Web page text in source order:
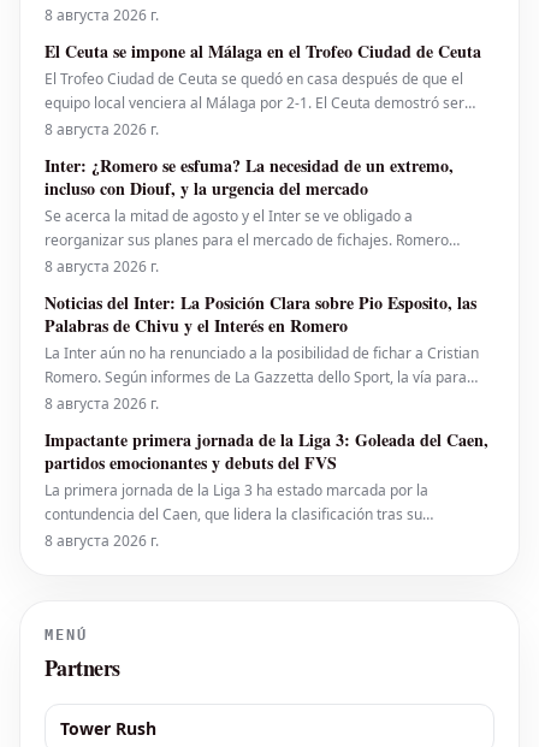
declaración oficial emitida a través de X, la FMF subrayó la
mejor protección reside en el r
8 августа 2026 г.
El Ceuta se impone al Málaga en el Trofeo Ciudad de Ceuta
El Trofeo Ciudad de Ceuta se quedó en casa después de que el
equipo local venciera al Málaga por 2-1. El Ceuta demostró ser
superior durante gran parte del encuentro, teniendo incluso
descanso. Haitam marcó el gol para el Málaga con
8 августа 2026 г.
Inter: ¿Romero se esfuma? La necesidad de un extremo,
incluso con Diouf, y la urgencia del mercado
Se acerca la mitad de agosto y el Inter se ve obligado a
reorganizar sus planes para el mercado de fichajes. Romero
parece cada vez más lejos y, con la posible permanencia de Pavard
defensa estará cubierta en términos numéricos. Sin emba
8 августа 2026 г.
Noticias del Inter: La Posición Clara sobre Pio Esposito, las
Palabras de Chivu y el Interés en Romero
La Inter aún no ha renunciado a la posibilidad de fichar a Cristian
Romero. Según informes de La Gazzetta dello Sport, la vía para
que el defensor argentino llegara al club nerazzurro no se ha
milanés habría intervenido personalmente p
8 августа 2026 г.
Impactante primera jornada de la Liga 3: Goleada del Caen,
partidos emocionantes y debuts del FVS
La primera jornada de la Liga 3 ha estado marcada por la
contundencia del Caen, que lidera la clasificación tras su
aplastante victoria contra el Valenciennes. El promuovido Thionville
8 августа 2026 г.
MENÚ
Partners
Tower Rush